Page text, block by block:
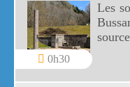
0h30
Les